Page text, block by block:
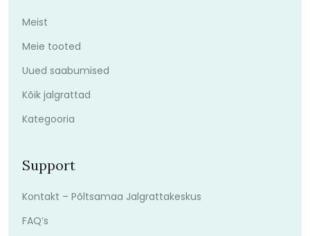
Meist
Meie tooted
Uued saabumised
Kõik jalgrattad
Kategooria
Support
Kontakt – Põltsamaa Jalgrattakeskus
FAQ’s